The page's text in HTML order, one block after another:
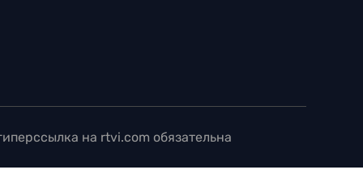
на rtvi.com обязательна